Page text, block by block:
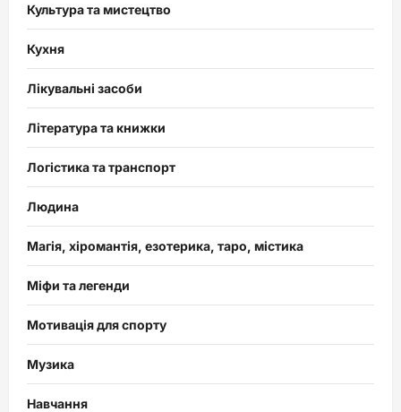
Культура та мистецтво
Кухня
Лікувальні засоби
Література та книжки
Логістика та транспорт
Людина
Магія, хіромантія, езотерика, таро, містика
Міфи та легенди
Мотивація для спорту
Музика
Навчання